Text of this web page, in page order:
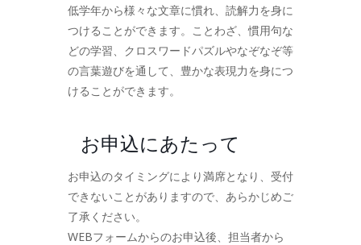
低学年から様々な文章に慣れ、読解力を身に
つけることができます。ことわざ、慣用句な
どの学習、クロスワードパズルやなぞなぞ等
の言葉遊びを通して、豊かな表現力を身につ
けることができます。
お申込にあたって
お申込のタイミングにより満席となり、受付
できないことがありますので、あらかじめご
了承ください。
WEBフォームからのお申込後、担当者から